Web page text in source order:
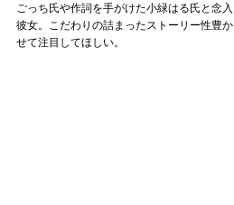
ごっち氏や作詞を手がけた小緑はる氏と念
彼女。こだわりの詰まったストーリー性豊
せて注目してほしい。